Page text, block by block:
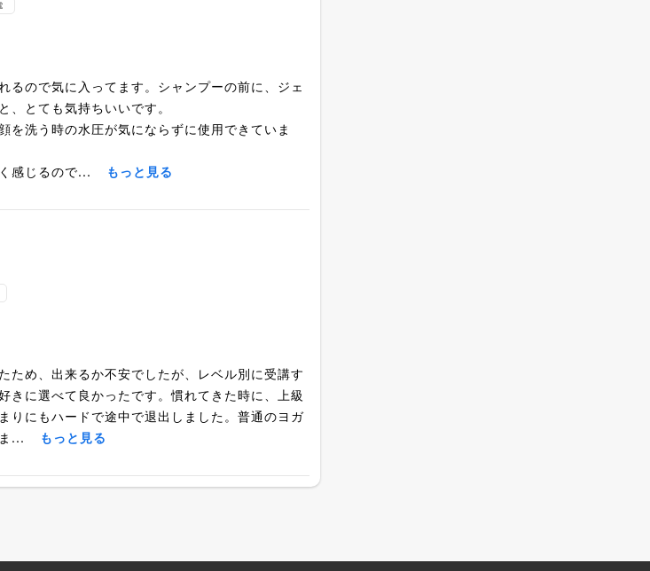
るので気に入ってます。シャンプーの前に、ジェ
、とても気持ちいいです。
を洗う時の水圧が気にならずに使用できていま
感じるので...
もっと見る
ため、出来るか不安でしたが、レベル別に受講す
きに選べて良かったです。慣れてきた時に、上級
りにもハードで途中で退出しました。普通のヨガ
...
もっと見る